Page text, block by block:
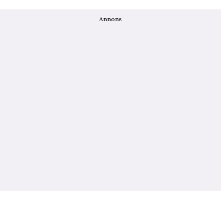
Annons